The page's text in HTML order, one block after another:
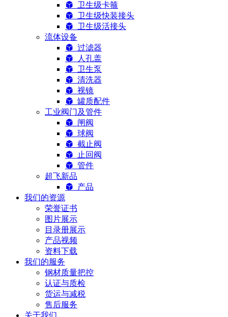
卫生级卡箍
卫生级快装接头
卫生级活接头
流体设备
过滤器
人孔盖
卫生泵
清洗器
视镜
罐质配件
工业阀门及管件
闸阀
球阀
截止阀
止回阀
管件
超飞新品
产品
我们的资源
荣誉证书
图片展示
目录册展示
产品视频
资料下载
我们的服务
钢材质量把控
认证与质检
货运与减税
售后服务
关于我们